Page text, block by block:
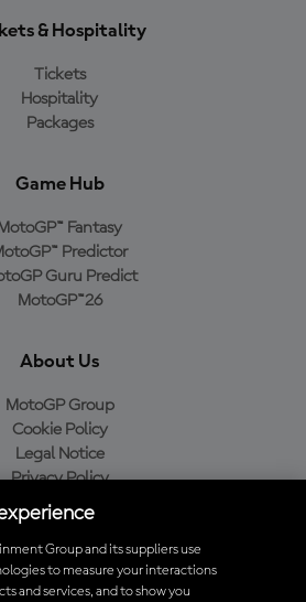
& Hospitality
Tickets
Hospitality
Packages
Game Hub
MotoGP™ Fantasy
Predictor
Guru Predict
MotoGP™26
About Us
MotoGP Group
Cookie Policy
Legal Notice
Privacy Policy
Purchase Policy
oficial da MotoGP™
Group and its suppliers use
to measure your interactions
and services, and to show you